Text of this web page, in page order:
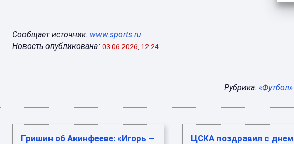
Сообщает источник: www.sports.ru
Новость опубликована: 03.06.2026, 12:24
Рубрика: «Футбол»
Гришин об Акинфееве: «Игорь –
ЦСКА поздравил с днем